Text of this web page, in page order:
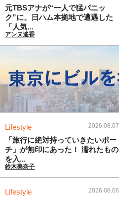
元TBSアナが“一人で猛パニッ
ク”に。日ハム本拠地で遭遇した
「人気...
アンヌ遙香
Lifestyle 2026.08.07
「旅行に絶対持っていきたいポー
チ」が無印にあった！ 濡れたもの
を入...
鈴木美奈子
Lifestyle 2026.08.06